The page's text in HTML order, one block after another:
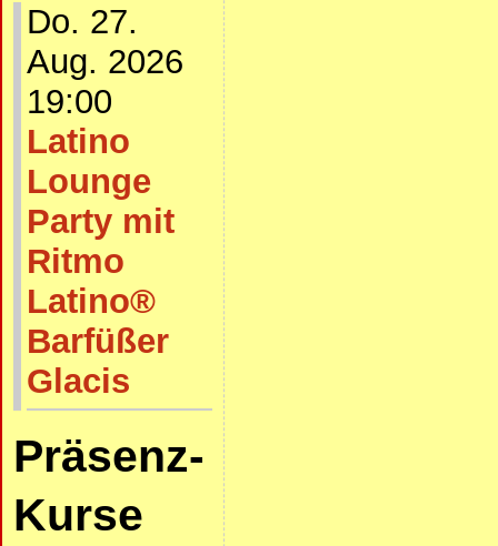
Do. 27.
Aug. 2026
19:00
Latino
Lounge
Party mit
Ritmo
Latino®
Barfüßer
Glacis
Präsenz-
Kurse